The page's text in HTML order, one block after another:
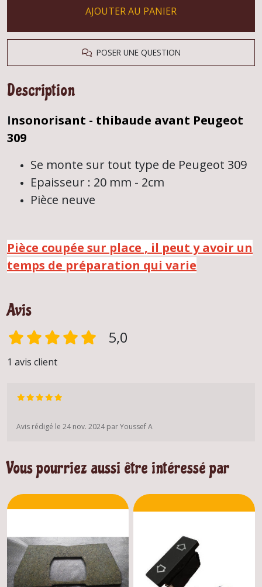
AJOUTER AU PANIER
POSER UNE QUESTION
Description
Insonorisant - thibaude avant Peugeot
309
Se monte sur tout type de Peugeot 309
Epaisseur : 20 mm - 2cm
Pièce neuve
Pièce coupée sur place , il peut y avoir un
temps de préparation qui varie
Avis
5,0
1 avis client
Avis rédigé le 24 nov. 2024 par Youssef A
Vous pourriez aussi être intéressé par